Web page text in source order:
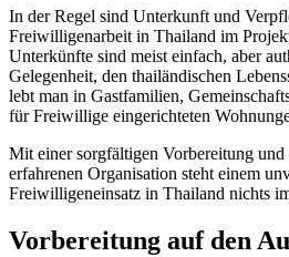
In der Regel sind Unterkunft und
Freiwilligenarbeit in Thailand im
Unterkünfte sind meist einfach, aber
Gelegenheit, den thailändischen
lebt man in Gastfamilien,
für Freiwillige eingerichteten
Mit einer sorgfältigen Vorbereitung
erfahrenen Organisation steht einem
Freiwilligeneinsatz in Thailand nichts
Vorbereitung auf den